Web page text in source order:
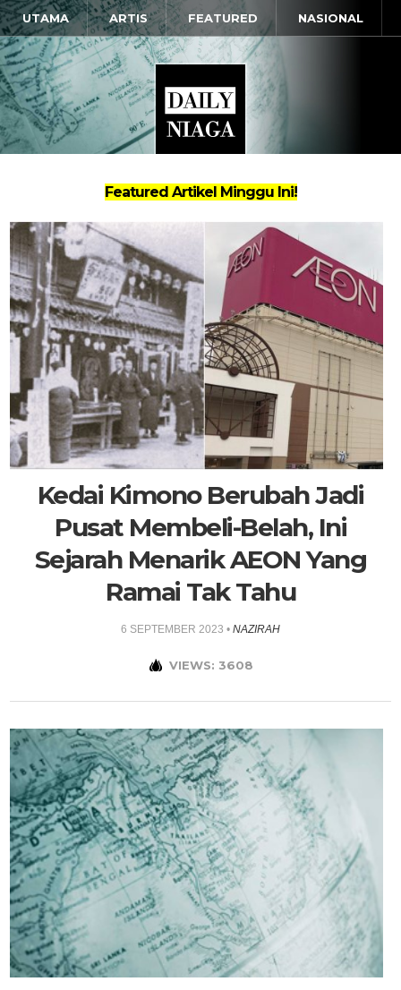
UTAMA ARTIS FEATURED NASIONAL
Featured Artikel Minggu Ini!
Kedai Kimono Berubah Jadi
Pusat Membeli-Belah, Ini
Sejarah Menarik AEON Yang
Ramai Tak Tahu
6 SEPTEMBER 2023 • NAZIRAH
VIEWS: 3608